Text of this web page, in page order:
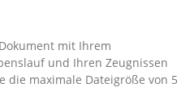
mit Ihrem
und Ihren Zeugnissen
die maximale Dateigröße von 5